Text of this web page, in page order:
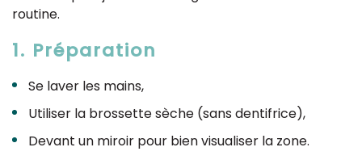
routine.
1. Préparation
Se laver les mains,
Utiliser la brossette sèche (sans dentifrice),
Devant un miroir pour bien visualiser la zone.